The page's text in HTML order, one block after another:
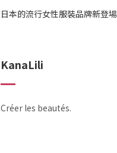
日本的流行女性服裝品牌新登場
KanaLili
Créer les beautés.